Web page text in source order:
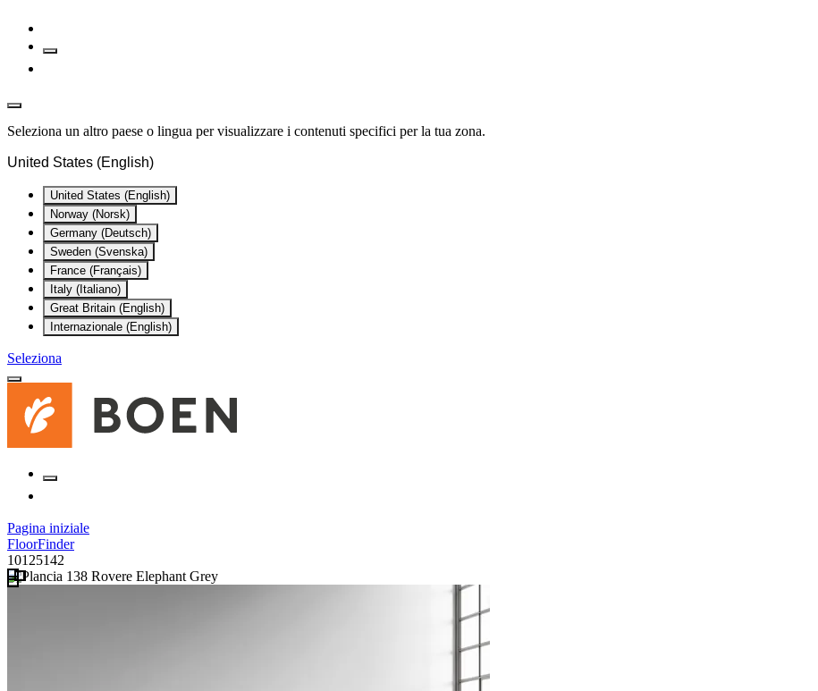
Seleziona un altro paese o lingua per visualizzare i contenuti specifici per la tua zona.
United States (English)
United States (English)
Norway (Norsk)
Germany (Deutsch)
Sweden (Svenska)
France (Français)
Italy (Italiano)
Great Britain (English)
Internazionale (English)
Seleziona
Pagina iniziale
FloorFinder
10125142